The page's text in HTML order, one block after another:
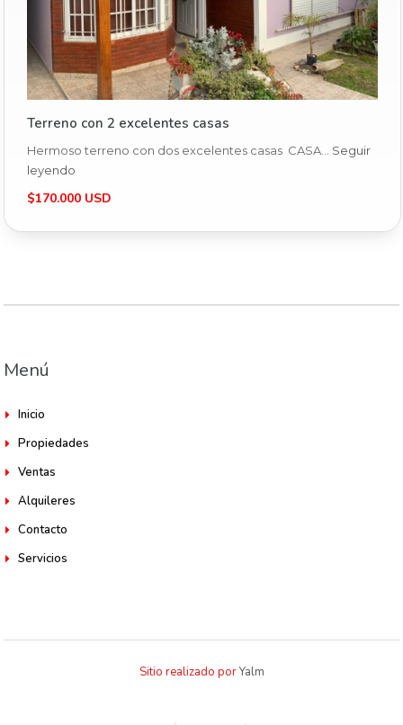
Terreno con 2 excelentes casas
Hermoso terreno con dos excelentes casas CASA… Seguir
leyendo
$170.000 USD
Menú
Inicio
Propiedades
Ventas
Alquileres
Contacto
Servicios
Sitio realizado porYalm